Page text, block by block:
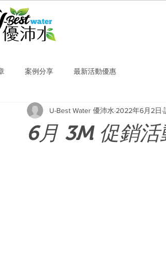
案例分享 最新活動優惠
6月 3M 促銷活
U-Best Water 優沛水 2022年6月2日